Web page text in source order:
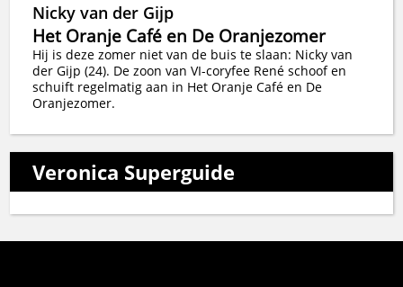
Nicky van der Gijp
Het Oranje Café en De Oranjezomer
Hij is deze zomer niet van de buis te slaan: Nicky van
der Gijp (24). De zoon van VI-coryfee René schoof en
schuift regelmatig aan in Het Oranje Café en De
Oranjezomer.
Veronica Superguide